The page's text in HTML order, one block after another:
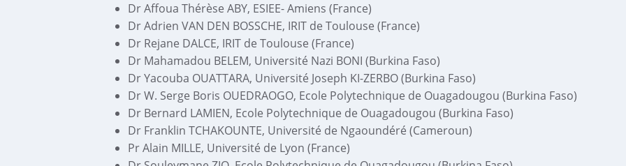
Dr Affoua Thérèse ABY, ESIEE- Amiens (France)
Dr Adrien VAN DEN BOSSCHE, IRIT de Toulouse (France)
Dr Rejane DALCE, IRIT de Toulouse (France)
Dr Mahamadou BELEM, Université Nazi BONI (Burkina Faso)
Dr Yacouba OUATTARA, Université Joseph KI-ZERBO (Burkina Faso)
Dr W. Serge Boris OUEDRAOGO, Ecole Polytechnique de Ouagadougou (Burkina Faso)
Dr Bernard LAMIEN, Ecole Polytechnique de Ouagadougou (Burkina Faso)
Dr Franklin TCHAKOUNTE, Université de Ngaoundéré (Cameroun)
Pr Alain MILLE, Université de Lyon (France)